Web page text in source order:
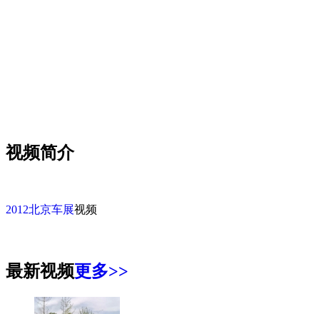
视频简介
2012北京车展视频
最新视频更多>>